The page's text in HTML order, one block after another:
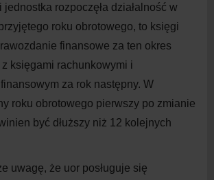
rozpoczęła działalność w
roku obrotowego, to księgi
finansowe za ten okres
z księgami rachunkowymi i
za rok następny. W
roku obrotowego pierwszy po zmianie
być dłuższy niż 12 kolejnych
uwagę, że uor posługuje się